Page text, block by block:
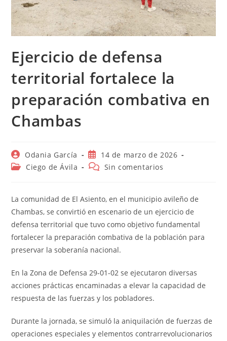
Ejercicio de defensa
territorial fortalece la
preparación combativa en
Chambas
Autor
de
Odania García
Publicación
de
14 de marzo de 2026
Categoría
entrada:
Ciego de Ávila
Comentarios
entrada:
Sin comentarios
La comunidad de El Asiento, en el municipio avileño de
Chambas, se convirtió en escenario de un ejercicio de
defensa territorial que tuvo como objetivo fundamental
fortalecer la preparación combativa de la población para
preservar la soberanía nacional.
En la Zona de Defensa 29-01-02 se ejecutaron diversas
acciones prácticas encaminadas a elevar la capacidad de
respuesta de las fuerzas y los pobladores.
Durante la jornada, se simuló la aniquilación de fuerzas de
operaciones especiales y elementos contrarrevolucionarios